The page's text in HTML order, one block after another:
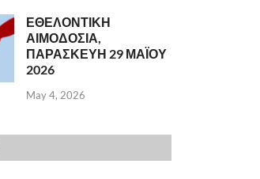
ΕΘΕΛΟΝΤΙΚΗ
ΑΙΜΟΔΟΣΙΑ,
ΠΑΡΑΣΚΕΥΗ 29 ΜΑΪΟΥ
2026
May 4, 2026